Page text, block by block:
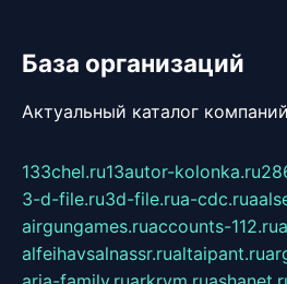
База организаций
Актуальный каталог
133chel.ru13autor-kolonka.ru
3-d-file.ru3d-file.rua-cdc.ru
airgungames.ruaccounts-112.ru
alfeihavsalnassr.rualtaipant.ru